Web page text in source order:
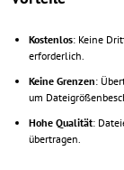
Kostenlos: Keine
erforderlich.
Keine Grenzen:
um
Hohe Qualität:
übertragen.